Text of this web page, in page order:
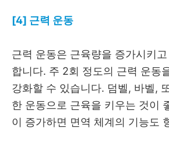
[4] 근력 운동
근력 운동은 근육량을 증가시키
합니다. 주 2회 정도의 근력 운동
강화할 수 있습니다. 덤벨, 바벨,
한 운동으로 근육을 키우는 것이
이 증가하면 면역 체계의 기능도